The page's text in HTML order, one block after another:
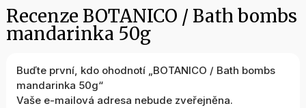
Recenze BOTANICO / Bath bombs
mandarinka 50g
Buďte první, kdo ohodnotí „BOTANICO / Bath bombs
mandarinka 50g“
Vaše e-mailová adresa nebude zveřejněna.